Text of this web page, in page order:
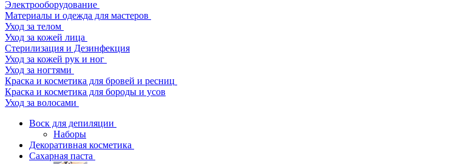
Электрооборудование
Материалы и одежда для мастеров
Уход за телом
Уход за кожей лица
Стерилизация и Дезинфекция
Уход за кожей рук и ног
Уход за ногтями
Краска и косметика для бровей и ресниц
Краска и косметика для бороды и усов
Уход за волосами
Воск для депиляции
Наборы
Декоративная косметика
Сахарная паста